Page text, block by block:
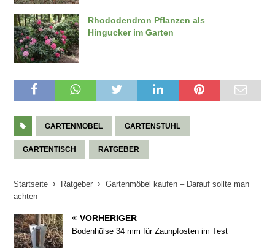
Rhododendron Pflanzen als
Hingucker im Garten
GARTENMÖBEL GARTENSTUHL
GARTENTISCH RATGEBER
Startseite Ratgeber
Gartenmöbel kaufen – Darauf sollte man
achten
VORHERIGER
Bodenhülse 34 mm für Zaunpfosten im Test